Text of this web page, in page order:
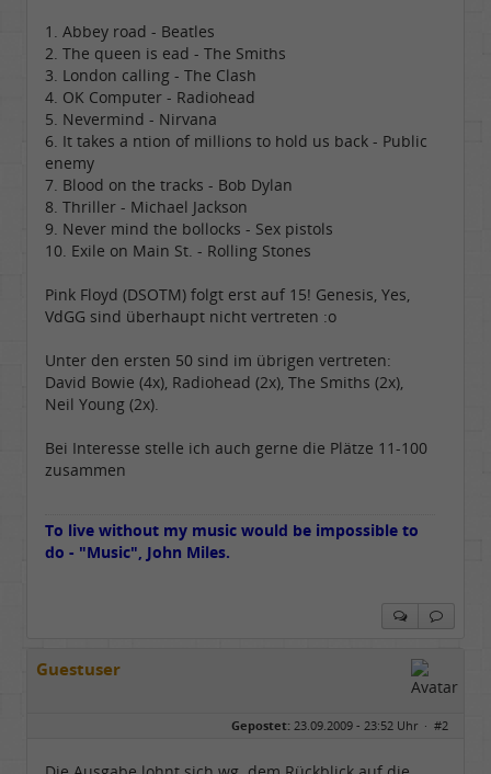
1. Abbey road - Beatles
2. The queen is ead - The Smiths
3. London calling - The Clash
4. OK Computer - Radiohead
5. Nevermind - Nirvana
6. It takes a ntion of millions to hold us back - Public
enemy
7. Blood on the tracks - Bob Dylan
8. Thriller - Michael Jackson
9. Never mind the bollocks - Sex pistols
10. Exile on Main St. - Rolling Stones
Pink Floyd (DSOTM) folgt erst auf 15! Genesis, Yes,
VdGG sind überhaupt nicht vertreten :o
Unter den ersten 50 sind im übrigen vertreten:
David Bowie (4x), Radiohead (2x), The Smiths (2x),
Neil Young (2x).
Bei Interesse stelle ich auch gerne die Plätze 11-100
zusammen
To live without my music would be impossible to
do - "Music", John Miles.
Guestuser
Gepostet: 23.09.2009 - 23:52 Uhr · #2